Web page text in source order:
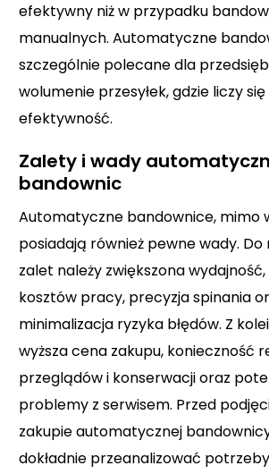
efektywny niż w przypadku
manualnych. Automatyczne
szczególnie polecane dla
wolumenie przesyłek, gdzie liczy
efektywność.
Zalety i wady
bandownic
Automatyczne bandownice, mimo
posiadają również pewne wady. Do
zalet należy zwiększona
kosztów pracy, precyzja spinania
minimalizacja ryzyka błędów. Z
wyższa cena zakupu, konieczność
przeglądów i konserwacji oraz
problemy z serwisem. Przed
zakupie automatycznej
dokładnie przeanalizować